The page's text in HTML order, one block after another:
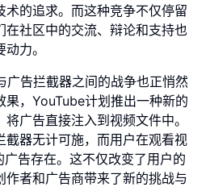
术的追求。而这种竞争不仅停留
在社区中的交流、辩论和支持也
力。
广告拦截器之间的战争也正悄然
果，YouTube计划推出一种新的
广告直接注入到视频文件中。
截器无计可施，而用户在观看视
告存在。这不仅改变了用户的
作者和广告商带来了新的挑战与